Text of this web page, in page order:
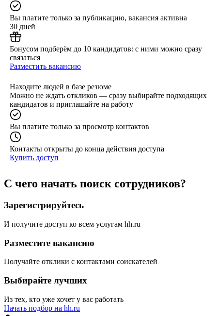
Вы платите только за публикацию, вакансия активна
30 дней
Бонусом подберём до 10 кандидатов: с ними можно сразу
связаться
Разместить вакансию
Находите людей в базе резюме
Можно не ждать откликов — сразу выбирайте подходящих
кандидатов и приглашайте на работу
Вы платите только за просмотр контактов
Контакты открыты до конца действия доступа
Купить доступ
С чего начать поиск сотрудников?
Зарегистрируйтесь
И получите доступ ко всем услугам hh.ru
Разместите вакансию
Получайте отклики с контактами соискателей
Выбирайте лучших
Из тех, кто уже хочет у вас работать
Начать подбор на hh.ru